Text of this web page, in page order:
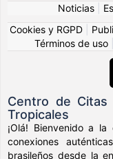
Noticias
Cookies y RGPD
Términos de uso
Centro de Citas
Tropicales
¡Olá! Bienvenido a
conexiones
brasileños desde la